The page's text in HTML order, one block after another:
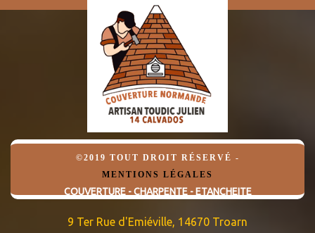
©2019 TOUT DROIT RÉSERVÉ -
MENTIONS LÉGALES
COUVERTURE - CHARPENTE - ETANCHEITE
9 Ter Rue d'Emiéville, 14670 Troarn